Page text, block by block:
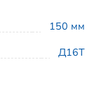
150 мм
Д16Т